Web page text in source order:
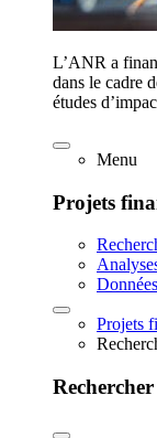
L’ANR a
dans le cadre
études
Menu
Projets
Projets